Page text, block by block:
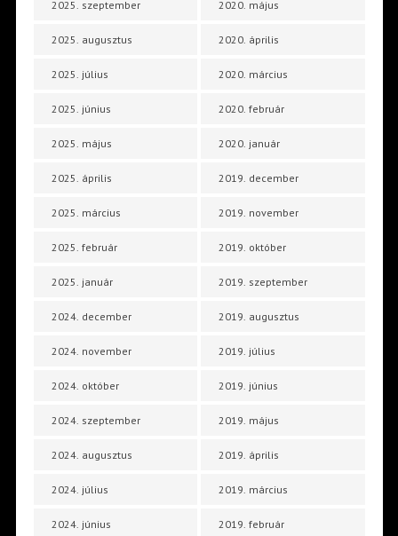
2025. szeptember
2025. augusztus
2025. július
2025. június
2025. május
2025. április
2025. március
2025. február
2025. január
2024. december
2024. november
2024. október
2024. szeptember
2024. augusztus
2024. július
2024. június
2020. május
2020. április
2020. március
2020. február
2020. január
2019. december
2019. november
2019. október
2019. szeptember
2019. augusztus
2019. július
2019. június
2019. május
2019. április
2019. március
2019. február